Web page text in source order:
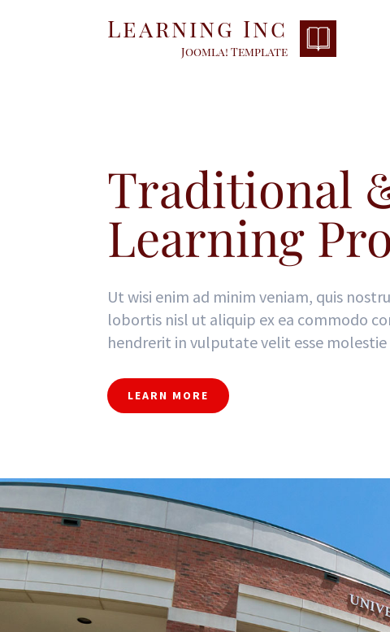
Learning Inc
Joomla! Template
Traditional
Learning
Ut wisi enim ad minim veniam, quis
lobortis nisl ut aliquip ex ea commodo
hendrerit in vulputate velit esse molestie
LEARN MORE